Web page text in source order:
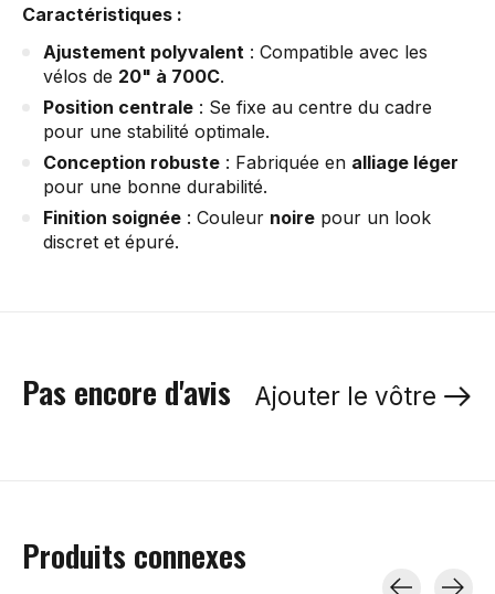
Caractéristiques :
Ajustement polyvalent : Compatible avec les
vélos de 20" à 700C.
Position centrale : Se fixe au centre du cadre
pour une stabilité optimale.
Conception robuste : Fabriquée en alliage léger
pour une bonne durabilité.
Finition soignée : Couleur noire pour un look
discret et épuré.
Pas encore d'avis Ajouter le vôtre
Produits connexes